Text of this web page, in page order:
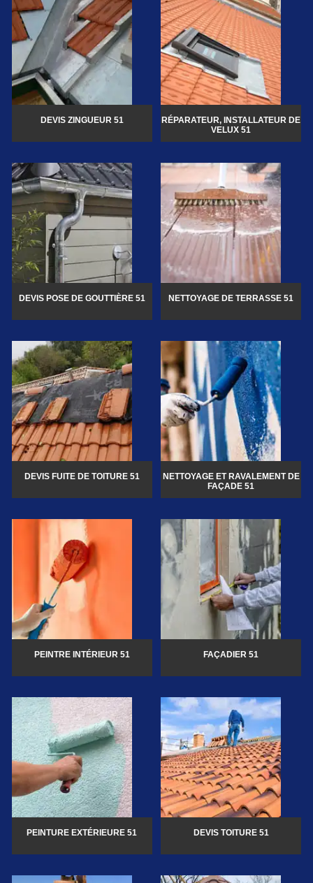
DEVIS ZINGUEUR 51
RÉPARATEUR, INSTALLATEUR DE
VELUX 51
DEVIS POSE DE GOUTTIÈRE 51 NETTOYAGE DE TERRASSE 51
DEVIS FUITE DE TOITURE 51
NETTOYAGE ET RAVALEMENT DE
FAÇADE 51
PEINTRE INTÉRIEUR 51 FAÇADIER 51
PEINTURE EXTÉRIEURE 51 DEVIS TOITURE 51